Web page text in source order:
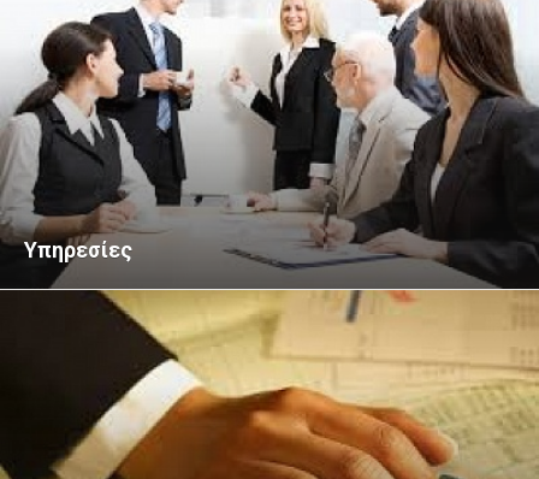
Υπηρεσίες